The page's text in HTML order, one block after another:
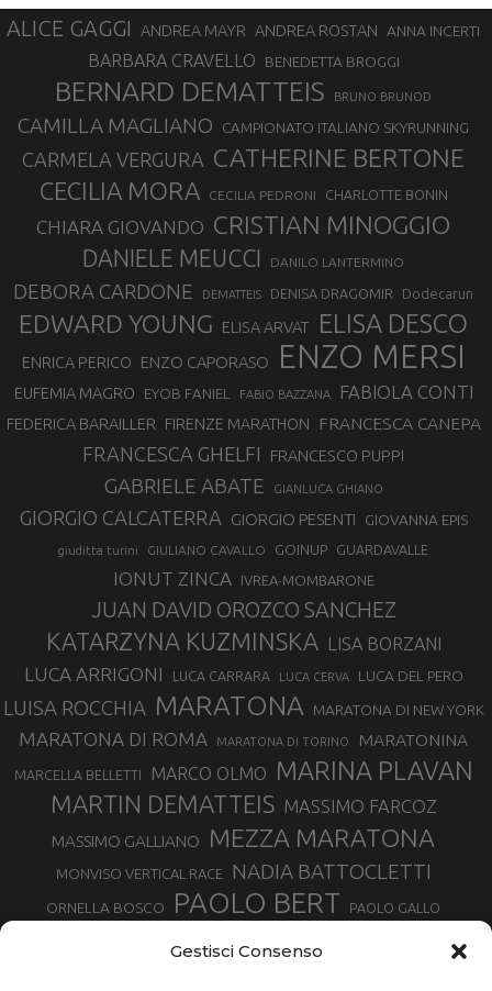
Gestisci Consenso
ALICE GAGGI ANDREA MAYR ANDREA ROSTAN ANNA INCERTI
BARBARA CRAVELLO BENEDETTA BROGGI
BERNARD DEMATTEIS BRUNO BRUNOD
CAMILLA MAGLIANO CAMPIONATO ITALIANO SKYRUNNING
CARMELA VERGURA CATHERINE BERTONE
CECILIA MORA CECILIA PEDRONI CHARLOTTE BONIN
CHIARA GIOVANDO CRISTIAN MINOGGIO
DANIELE MEUCCI DANILO LANTERMINO
DEBORA CARDONE DEMATTEIS DENISA DRAGOMIR Dodecarun
EDWARD YOUNG ELISA ARVAT ELISA DESCO
ENRICA PERICO ENZO CAPORASO ENZO MERSI
EUFEMIA MAGRO EYOB FANIEL FABIO BAZZANA FABIOLA CONTI
FEDERICA BARAILLER FIRENZE MARATHON FRANCESCA CANEPA
FRANCESCA GHELFI FRANCESCO PUPPI
GABRIELE ABATE GIANLUCA GHIANO
GIORGIO CALCATERRA GIORGIO PESENTI GIOVANNA EPIS
giuditta turini GIULIANO CAVALLO GOINUP GUARDAVALLE
IONUT ZINCA IVREA-MOMBARONE
JUAN DAVID OROZCO SANCHEZ
KATARZYNA KUZMINSKA LISA BORZANI
LUCA ARRIGONI LUCA CARRARA LUCA CERVA LUCA DEL PERO
LUISA ROCCHIA MARATONA MARATONA DI NEW YORK
MARATONA DI ROMA MARATONA DI TORINO MARATONINA
MARCELLA BELLETTI MARCO OLMO MARINA PLAVAN
MARTIN DEMATTEIS MASSIMO FARCOZ
MASSIMO GALLIANO MEZZA MARATONA
MONVISO VERTICAL RACE NADIA BATTOCLETTI
ORNELLA BOSCO PAOLO BERT PAOLO GALLO